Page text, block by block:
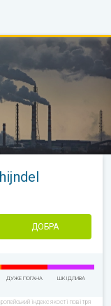
ДОБРА
ДУЖЕ ПОГАНА ШКІДЛИВА
індекс якості повітря